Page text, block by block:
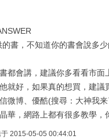
書，不知道你的書會說多
都會講，建議你多看看市面
就好，如果真的想買，建議
微博、優酷(搜尋：大神我
華，網路上都有很多教學，
2015-05-05 00:44:01